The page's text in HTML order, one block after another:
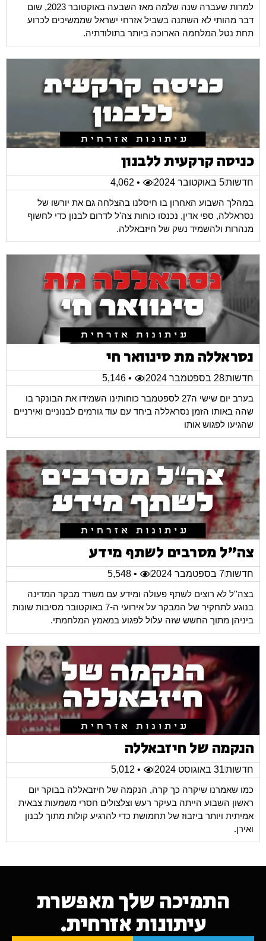
למרות שעברה שנה שלמה מאז השבעה באוקטובר 2023, שום
דבר מהותי לא השתנה בשביל אזרחי ישראל שממשיכים לכרוע
תחת נטל המלחמה הארוכה ביותר בתולודתיה.
כניסה קרקעית ללבנון
חדשות5 באוקטובר 2024
• 4,062
במהלך השבוע האחרון בו חיסלנו בהצלחה גם את יורשו של
נסראללה, ספי אדין, נכנסו כוחות צה'ל לדרום לבנון כדי לחשוף
מנהרות ולהשמיד נשק של חיזבאללה.
נסראללה מת סינוואר חי
חדשות28 בספטמבר 2024
• 5,146
בערב יום שישי ה27 לספטמבר כוחותינו השמידו את הבונקר בו
שהה באותו הזמן נסראללה ביחד עם עוד גורמים לבנוניים ואירניים
שהגיעו לפגוש אותו
צה"ל מסרבים לשתף מידע
חדשות7 בספטמבר 2024
• 5,548
בצה''ל לא רוצים לשתף פעולה ומידע עם משרד מבקר המדינה
בנוגע לתחקיר של המבקר על אירועי ה-7 באוקטובר מסיבות שונות
ביניהן מתוך החשש שזה עלול לפגוע במאמץ המלחמתי.
הנקמה של חיזבאללה
חדשות31 באוגוסט 2024
• 5,012
כמו שאמרנו שיקרה כך קרה, הנקמה של חיזבאללה בבוקר יום
ראשון השבוע הייתה בעיקר רעש וצלצולים חסרי משמעות צבאית
אמיתית ויותר ביזבוז של תחמושת כדי להרגיע קולות מתוך לבנון
ואירן.
התמיכה שלך מאפשרת
עיתונות אזרחית.